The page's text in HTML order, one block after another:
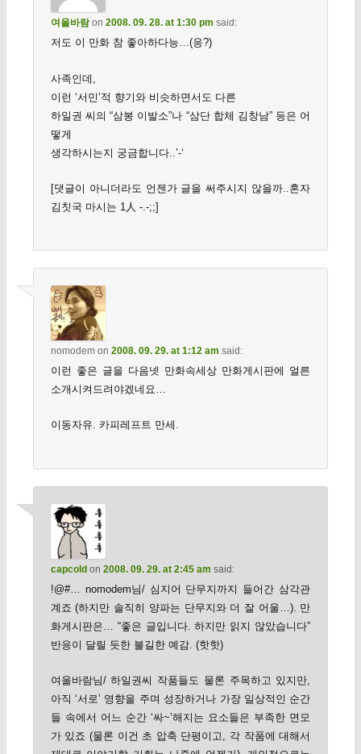
여울바람on 2008. 09. 28. at 1:30 pm said:
저도 이 만화 참 좋아하다능…(응?)
사족인데,
이런 ‘서민’적 향기와 비슷하면서도 다른
하일권 씨의 “삼봉 이발소”나 “삼단 합체 김창남” 등은 어
떻게
생각하시는지 궁금합니다..’-‘
[댓글이 아니더라도 언젠가 글을 써주시지 않을까..혼자
김칫국 마시는 1人 -.-;;]
nomodemon 2008. 09. 29. at 1:12 am said:
이런 좋은 글을 다음넷 만화속세상 만화게시판에 얼른
소개시켜드려야겠네요…
이동자유. 카피레프트 만세.
capcoldon 2008. 09. 29. at 2:45 am said:
!@#… nomodem님/ 심지어 단무지까지 들어간 삼각관
계죠 (하지만 솔직히 양파는 단무지와 더 잘 어울…). 만
화게시판은… “좋은 글입니다. 하지만 읽지 않았습니다”
반응이 달릴 듯한 불길한 예감. (핫핫)
여울바람님/ 하일권씨 작품들도 물론 주목하고 있지만,
아직 ‘서로’ 영향을 주며 성장하거나 가장 일상적인 순간
들 속에서 어느 순간 ‘싸~’해지는 요소들은 부족한 면모
가 있죠 (물론 이건 초 압축 단평이고, 각 작품에 대해서